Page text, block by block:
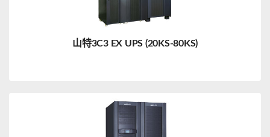
山特3C3 EX UPS (20KS-80KS)